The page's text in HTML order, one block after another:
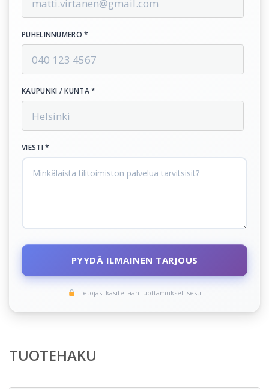
PUHELINNUMERO *
KAUPUNKI / KUNTA *
VIESTI *
PYYDÄ ILMAINEN TARJOUS
Tietojasi käsitellään luottamuksellisesti
TUOTEHAKU